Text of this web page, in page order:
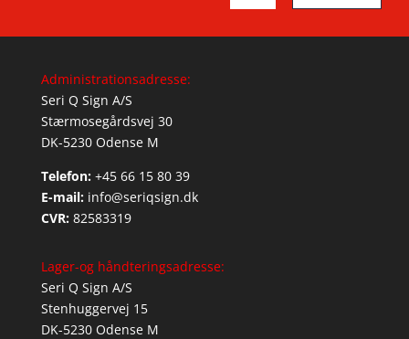
Administrationsadresse:
Seri Q Sign A/S
Stærmosegårdsvej 30
DK-5230 Odense M
Telefon: +45 66 15 80 39
E-mail: info@seriqsign.dk
CVR: 82583319
Lager-og håndteringsadresse:
Seri Q Sign A/S
Stenhuggervej 15
DK-5230 Odense M